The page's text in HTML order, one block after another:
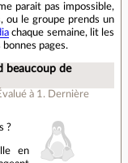
parait pas impossible,
ou le groupe prends un
chaque semaine, lit les
pages.
beaucoup de
à 1 . Dernière
?
en